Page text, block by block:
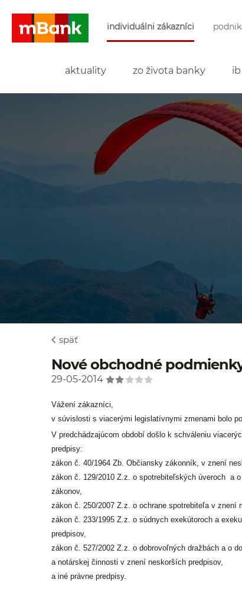
individuálni zákazníci
aktuality zo života banky
späť
Nové obchodné
29-05-2014
Vážení zákazníci,
v súvislosti s viacerými legislatívnymi zmenami bolo
V predchádzajúcom období došlo k schváleniu
predpisy:
zákon č. 40/1964 Zb. Občiansky zákonník, v znení
zákon č. 129/2010 Z.z. o spotrebiteľských úveroch a
zákonov,
zákon č. 250/2007 Z.z. o ochrane spotrebiteľa v znení
zákon č. 233/1995 Z.z. o súdnych exekútoroch a
predpisov,
zákon č. 527/2002 Z.z. o dobrovoľných dražbách a o
a notárskej činnosti v znení neskorších predpisov,
a iné právne predpisy.